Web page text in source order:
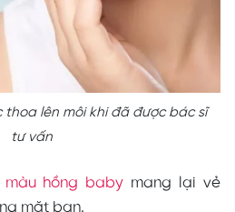
thoa lên môi khi đã được bác sĩ
tư vấn
màu hồng baby mang lại vẻ
mặt bạn.